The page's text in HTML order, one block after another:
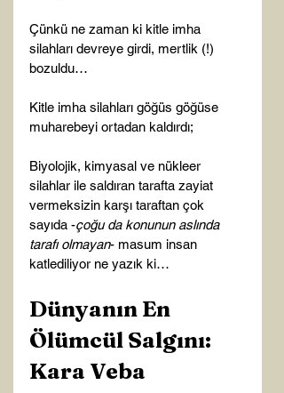
Çünkü ne zaman ki kitle imha
silahları devreye girdi, mertlik (!)
bozuldu…
Kitle imha silahları göğüs göğüse
muharebeyi ortadan kaldırdı;
Biyolojik, kimyasal ve nükleer
silahlar ile saldıran tarafta zayiat
vermeksizin karşı taraftan çok
sayıda -çoğu da konunun aslında
tarafı olmayan- masum insan
Dünyanın En
Ölümcül Salgını:
Kara Veba